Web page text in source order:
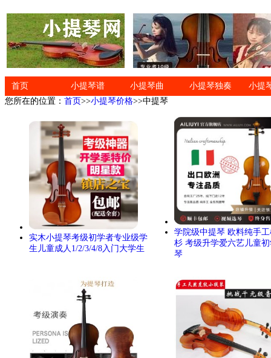
首页 小提琴谱 小提琴曲 小提琴独奏
小提
您所在的位置： 首页>>小提琴价格>>中提琴
实木小提琴考级初学者专业级学
生儿童成人1/2/3/4/8入门大学生
学院级中提琴 欧料纯手
杉 考级升学爱六艺儿童
琴